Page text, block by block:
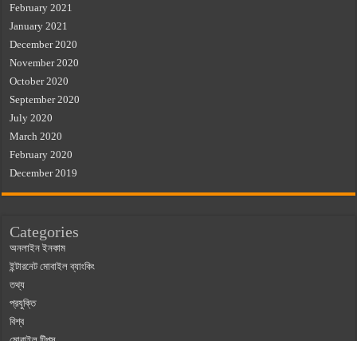
February 2021
January 2021
December 2020
November 2020
October 2020
September 2020
July 2020
March 2020
February 2020
December 2019
Categories
অনলাইন ইনকাম
ইন্টারনেট মোবাইল ব্যাংকিং
তথ্য
প্রযুক্তি
বিশ্ব